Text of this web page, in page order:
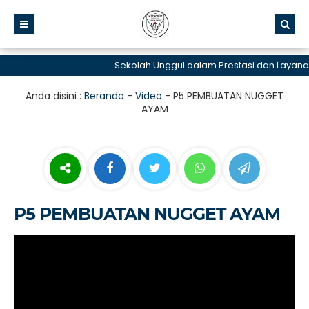
Sekolah Unggul dalam Prestasi dan Layanan
Anda disini : Beranda - Video - P5 PEMBUATAN NUGGET
AYAM
P5 PEMBUATAN NUGGET AYAM